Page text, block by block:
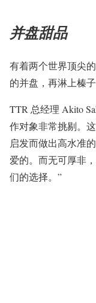
并盘甜品
有着两个世界顶尖
的并盘，再淋上榛子
TTR 总经理 Akito
作对象非常挑剔。
启发而做出高水准
爱的。而无可厚非
们的选择。”